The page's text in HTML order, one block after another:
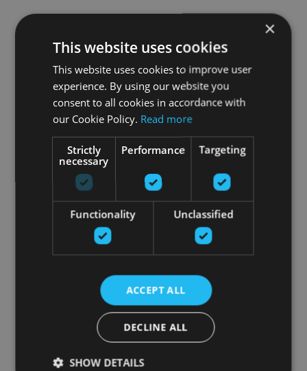
×
This website uses cookies
This website uses cookies to improve user
experience. By using our website you
consent to all cookies in accordance with
our Cookie Policy. Read more
Strictly
necessary
Performance Targeting
Functionality Unclassified
ACCEPT ALL
DECLINE ALL
SHOW DETAILS